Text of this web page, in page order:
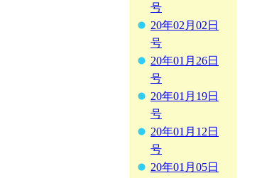
号
20年02月02日
号
20年01月26日
号
20年01月19日
号
20年01月12日
号
20年01月05日